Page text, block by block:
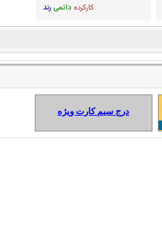
کارکرده دائمیرند
درج سیم کارت ویژه